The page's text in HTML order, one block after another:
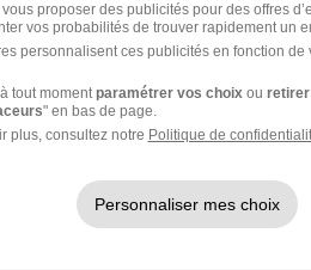
Commercial
Alternance Aix-en-Provence
Alternance 802 - 1 867 € /
proposer des publicités pour des offres
vos probabilités de trouver rapidement un
personnalisent ces publicités en fonction
tout moment paramétrer vos choix ou retirer
" en bas de page.
plus, consultez notre Politique de
Personnaliser mes choix